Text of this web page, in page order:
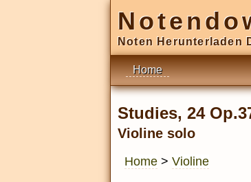
Noten Herunterladen
Home
Studies, 24
Violine solo
Home > Violine